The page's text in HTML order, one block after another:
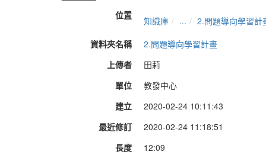
位置 知識庫 ...
2.問題導向學習計
資料夾名稱
2.問題導向學習計畫
上傳者
田莉
單位
教發中心
建立
2020-02-24 10:11:43
最近修訂
2020-02-24 11:18:51
長度
12:09